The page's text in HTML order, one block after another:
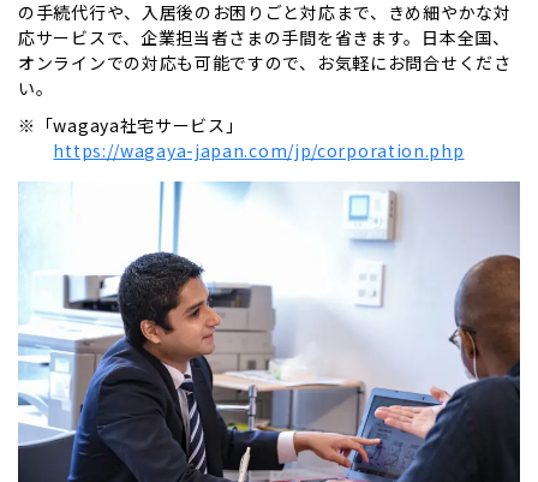
の手続代行や、入居後のお困りごと対応まで、きめ細やかな対
応サービスで、企業担当者さまの手間を省きます。日本全国、
オンラインでの対応も可能ですので、お気軽にお問合せくださ
い。
※「wagaya社宅サービス」
https://wagaya-japan.com/jp/corporation.php